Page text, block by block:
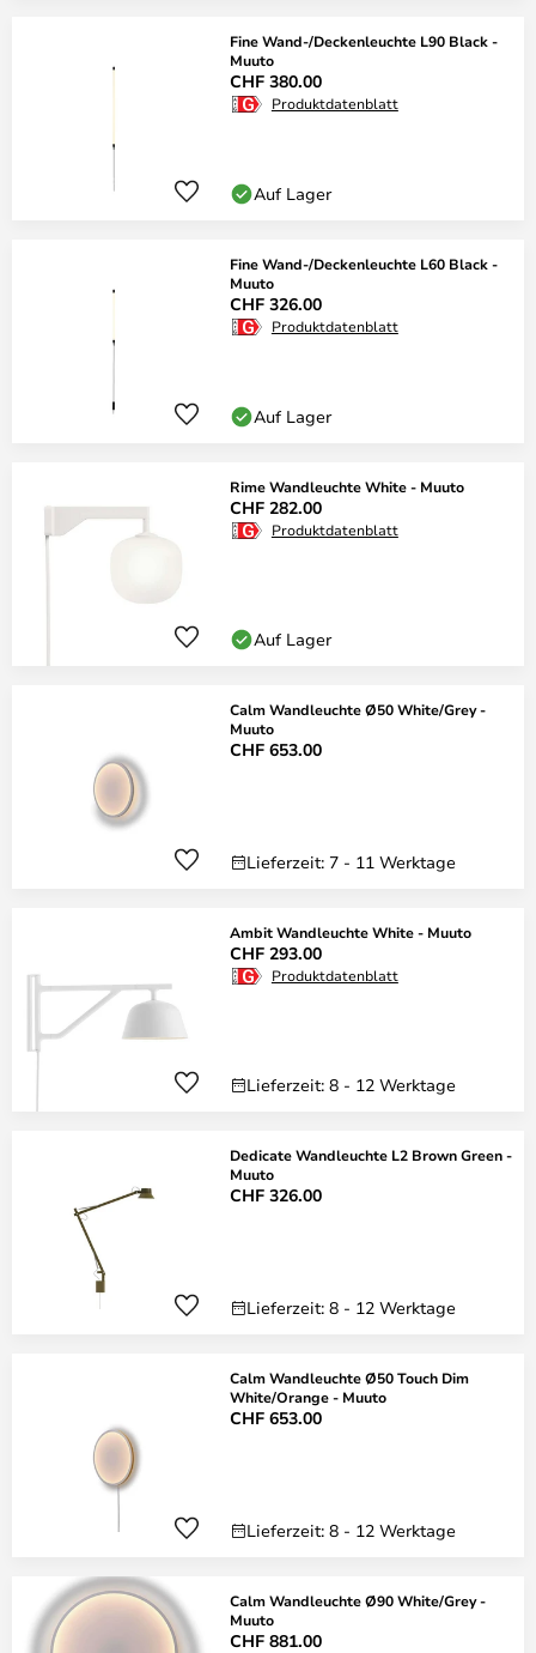
Fine Wand-/Deckenleuchte L90 Black -
Muuto
CHF 380.00
Produktdatenblatt
Auf Lager
Fine Wand-/Deckenleuchte L60 Black -
Muuto
CHF 326.00
Produktdatenblatt
Auf Lager
Rime Wandleuchte White - Muuto
CHF 282.00
Produktdatenblatt
Auf Lager
Calm Wandleuchte Ø50 White/Grey -
Muuto
CHF 653.00
Lieferzeit: 7 - 11 Werktage
Ambit Wandleuchte White - Muuto
CHF 293.00
Produktdatenblatt
Lieferzeit: 8 - 12 Werktage
Dedicate Wandleuchte L2 Brown Green -
Muuto
CHF 326.00
Lieferzeit: 8 - 12 Werktage
Calm Wandleuchte Ø50 Touch Dim
White/Orange - Muuto
CHF 653.00
Lieferzeit: 8 - 12 Werktage
Calm Wandleuchte Ø90 White/Grey -
Muuto
CHF 881.00